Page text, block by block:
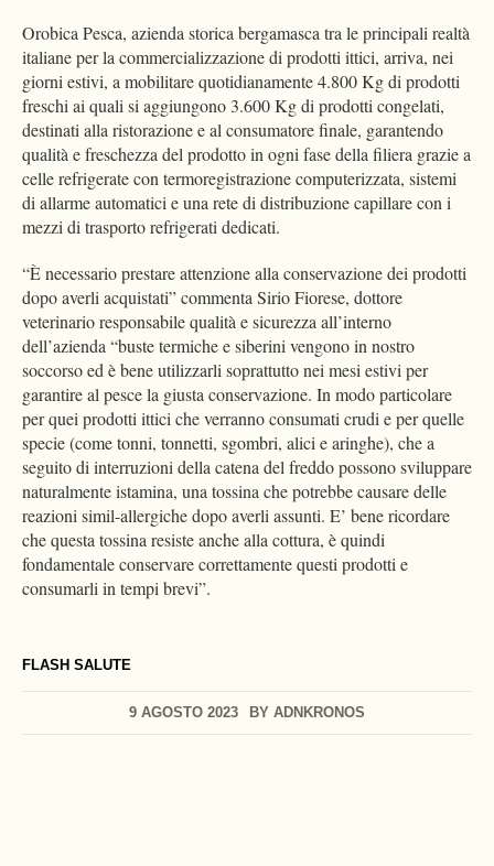
FLASH SALUTE
9 AGOSTO 2023 BY ADNKRONOS
Orobica Pesca, azienda storica bergamasca tra le principali realtà
italiane per la commercializzazione di prodotti ittici, arriva, nei
giorni estivi, a mobilitare quotidianamente 4.800 Kg di prodotti
freschi ai quali si aggiungono 3.600 Kg di prodotti congelati,
destinati alla ristorazione e al consumatore finale, garantendo
qualità e freschezza del prodotto in ogni fase della filiera grazie a
celle refrigerate con termoregistrazione computerizzata, sistemi
di allarme automatici e una rete di distribuzione capillare con i
mezzi di trasporto refrigerati dedicati.
“È necessario prestare attenzione alla conservazione dei prodotti
dopo averli acquistati” commenta Sirio Fiorese, dottore
veterinario responsabile qualità e sicurezza all’interno
dell’azienda “buste termiche e siberini vengono in nostro
soccorso ed è bene utilizzarli soprattutto nei mesi estivi per
garantire al pesce la giusta conservazione. In modo particolare
per quei prodotti ittici che verranno consumati crudi e per quelle
specie (come tonni, tonnetti, sgombri, alici e aringhe), che a
seguito di interruzioni della catena del freddo possono sviluppare
naturalmente istamina, una tossina che potrebbe causare delle
reazioni simil-allergiche dopo averli assunti. E’ bene ricordare
che questa tossina resiste anche alla cottura, è quindi
fondamentale conservare correttamente questi prodotti e
consumarli in tempi brevi”.